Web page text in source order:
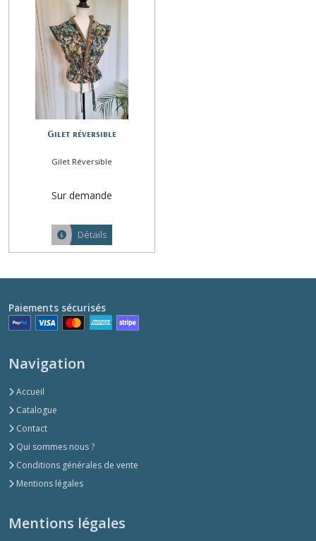
Gilet réversible
Gilet Réversible
Sur demande
Détails
Kimono
Kimono
(1)
(1)
Afficher
résultats
Paiements sécurisés
Navigation
Accueil
Catalogue
Contact
Qui sommes nous ?
Conditions générales de vente
Mentions légales
Mentions légales